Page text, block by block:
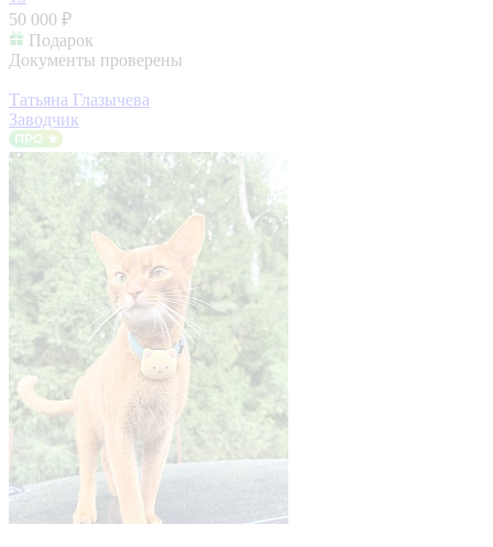
50 000 ₽
Подарок
Документы проверены
Татьяна Глазычева
Заводчик